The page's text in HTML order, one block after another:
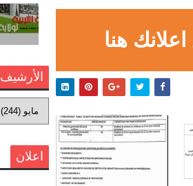
هنا
الأرشيف
اعلان